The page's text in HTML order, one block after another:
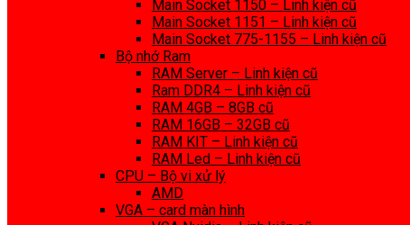
Main Socket 1150 – Linh kiện cũ
Main Socket 1151 – Linh kiện cũ
Main Socket 775-1155 – Linh kiện cũ
Bộ nhớ Ram
RAM Server – Linh kiện cũ
Ram DDR4 – Linh kiện cũ
RAM 4GB – 8GB cũ
RAM 16GB – 32GB cũ
RAM KIT – Linh kiện cũ
RAM Led – Linh kiện cũ
CPU – Bộ vi xử lý
AMD
VGA – card màn hình